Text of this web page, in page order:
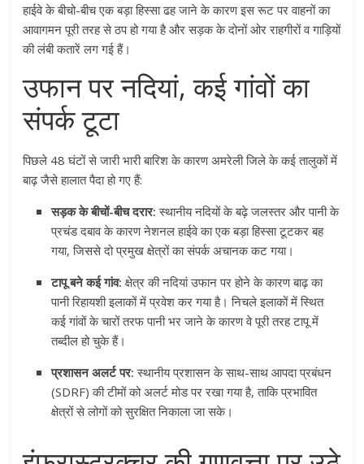
हाईवे के बीचो-बीच एक बड़ा हिस्सा ढह जाने के कारण इस रूट पर वाहनों का
आवागमन पूरी तरह से ठप हो गया है और सड़क के दोनों ओर राहगीरों व गाड़ियों
की लंबी कतारें लग गई हैं।
उफान पर नदियां, कई गांवों का
संपर्क टूटा
पिछले 48 घंटों से जारी भारी बारिश के कारण अमरेली जिले के कई तालुकों में
बाढ़ जैसे हालात पैदा हो गए हैं:
सड़क के बीचों-बीच दरार: स्थानीय नदियों के बढ़े जलस्तर और पानी के
प्रचंड दबाव के कारण नेशनल हाईवे का एक बड़ा हिस्सा टूटकर बह
गया, जिससे दो प्रमुख क्षेत्रों का संपर्क अचानक कट गया।
टापू बने कई गांव: क्षेत्र की नदियां उफान पर होने के कारण बाढ़ का
पानी रिहायशी इलाकों में प्रवेश कर गया है। निचले इलाकों में स्थित
कई गांवों के चारों तरफ पानी भर जाने के कारण वे पूरी तरह टापू में
तब्दील हो चुके हैं।
प्रशासन अलर्ट पर: स्थानीय प्रशासन के साथ-साथ आपदा प्रबंधन
(SDRF) की टीमों को अलर्ट मोड पर रखा गया है, ताकि प्रभावित
क्षेत्रों से लोगों को सुरक्षित निकाला जा सके।